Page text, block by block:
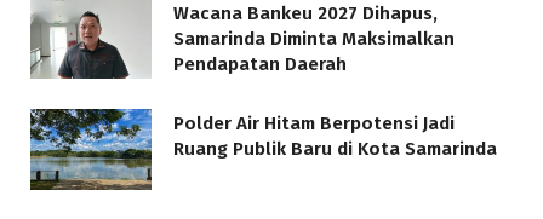
Wacana Bankeu 2027 Dihapus,
Samarinda Diminta Maksimalkan
Pendapatan Daerah
Polder Air Hitam Berpotensi Jadi
Ruang Publik Baru di Kota Samarinda